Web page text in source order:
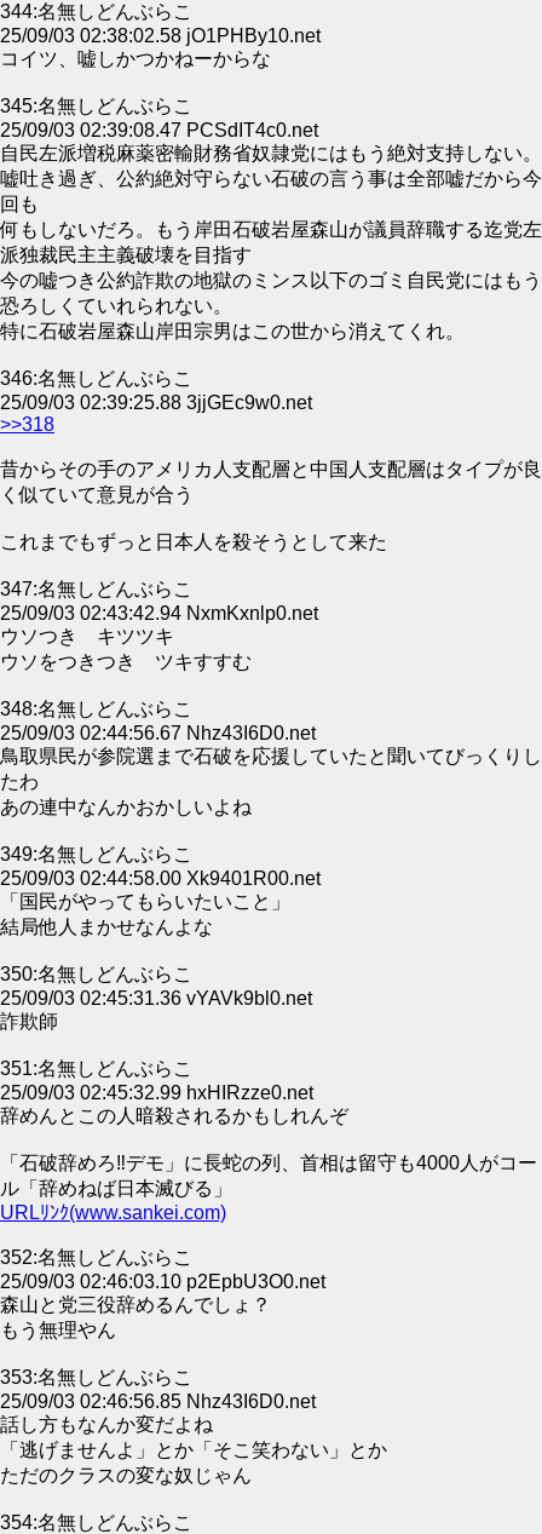
344:名無しどんぶらこ
25/09/03 02:38:02.58 jO1PHBy10.net
コイツ、嘘しかつかねーからな
345:名無しどんぶらこ
25/09/03 02:39:08.47 PCSdIT4c0.net
自民左派増税麻薬密輸財務省奴隷党にはもう絶対支持しない。
嘘吐き過ぎ、公約絶対守らない石破の言う事は全部嘘だから今
回も
何もしないだろ。もう岸田石破岩屋森山が議員辞職する迄党左
派独裁民主主義破壊を目指す
今の嘘つき公約詐欺の地獄のミンス以下のゴミ自民党にはもう
恐ろしくていれられない。
特に石破岩屋森山岸田宗男はこの世から消えてくれ。
346:名無しどんぶらこ
25/09/03 02:39:25.88 3jjGEc9w0.net
>>318
昔からその手のアメリカ人支配層と中国人支配層はタイプが良
く似ていて意見が合う
これまでもずっと日本人を殺そうとして来た
347:名無しどんぶらこ
25/09/03 02:43:42.94 NxmKxnlp0.net
ウソつき キツツキ
ウソをつきつき ツキすすむ
348:名無しどんぶらこ
25/09/03 02:44:56.67 Nhz43I6D0.net
鳥取県民が参院選まで石破を応援していたと聞いてびっくりし
たわ
あの連中なんかおかしいよね
349:名無しどんぶらこ
25/09/03 02:44:58.00 Xk9401R00.net
「国民がやってもらいたいこと」
結局他人まかせなんよな
350:名無しどんぶらこ
25/09/03 02:45:31.36 vYAVk9bl0.net
詐欺師
351:名無しどんぶらこ
25/09/03 02:45:32.99 hxHIRzze0.net
辞めんとこの人暗殺されるかもしれんぞ
「石破辞めろ‼デモ」に長蛇の列、首相は留守も4000人がコー
ル「辞めねば日本滅びる」
URLﾘﾝｸ(www.sankei.com)
352:名無しどんぶらこ
25/09/03 02:46:03.10 p2EpbU3O0.net
森山と党三役辞めるんでしょ？
もう無理やん
353:名無しどんぶらこ
25/09/03 02:46:56.85 Nhz43I6D0.net
話し方もなんか変だよね
「逃げませんよ」とか「そこ笑わない」とか
ただのクラスの変な奴じゃん
354:名無しどんぶらこ